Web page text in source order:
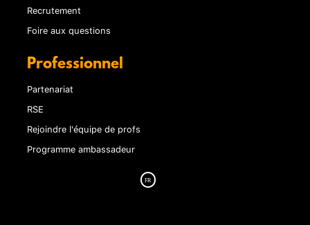
Recrutement
Foire aux questions
Professionnel
Partenariat
RSE
Rejoindre l'équipe de profs
Programme ambassadeur